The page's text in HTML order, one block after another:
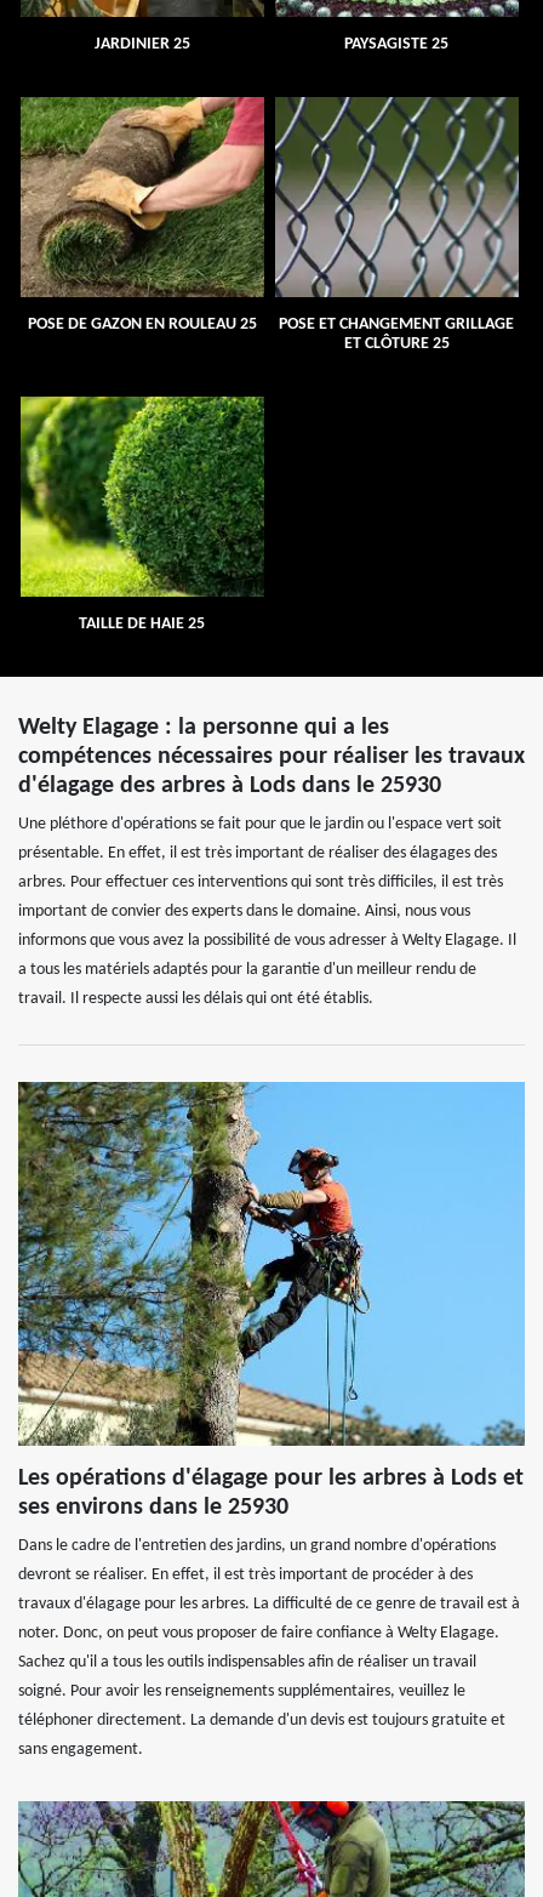
JARDINIER 25 PAYSAGISTE 25
POSE DE GAZON EN ROULEAU 25
POSE ET CHANGEMENT GRILLAGE
ET CLÔTURE 25
TAILLE DE HAIE 25
Welty Elagage : la personne qui a les
compétences nécessaires pour réaliser les travaux
d'élagage des arbres à Lods dans le 25930
Une pléthore d'opérations se fait pour que le jardin ou l'espace vert soit
présentable. En effet, il est très important de réaliser des élagages des
arbres. Pour effectuer ces interventions qui sont très difficiles, il est très
important de convier des experts dans le domaine. Ainsi, nous vous
informons que vous avez la possibilité de vous adresser à Welty Elagage. Il
a tous les matériels adaptés pour la garantie d'un meilleur rendu de
travail. Il respecte aussi les délais qui ont été établis.
Les opérations d'élagage pour les arbres à Lods et
ses environs dans le 25930
Dans le cadre de l'entretien des jardins, un grand nombre d'opérations
devront se réaliser. En effet, il est très important de procéder à des
travaux d'élagage pour les arbres. La difficulté de ce genre de travail est à
noter. Donc, on peut vous proposer de faire confiance à Welty Elagage.
Sachez qu'il a tous les outils indispensables afin de réaliser un travail
soigné. Pour avoir les renseignements supplémentaires, veuillez le
téléphoner directement. La demande d'un devis est toujours gratuite et
sans engagement.